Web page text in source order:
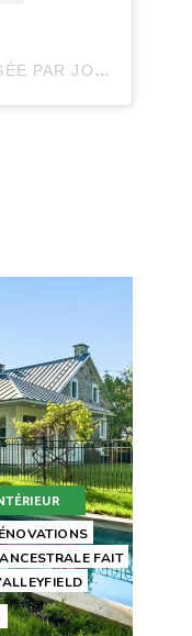
UNE PUBLICATION PARTAGÉE PAR JOLI JOLI DESIGN (@JOLIJOLIDESIGN)
FAIT